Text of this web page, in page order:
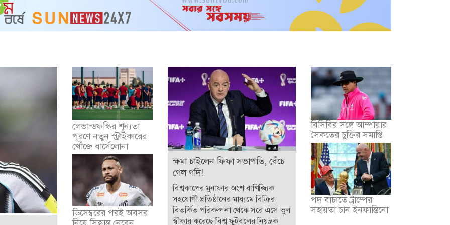
লেভান্ডফস্কির শূন্যতা
পূরণে নতুন স্ট্রাইকারের
খোঁজে বার্সেলোনা
ডিসেম্বরের পরই অবসর
ক্ষমা চাইলেন ফিফা সভাপতি, বেঁচে
গেল গদি!
বিশ্বকাপের মুনাফার অংশ বাণিজ্যিক
সহযোগী প্রতিষ্ঠানের মাধ্যমে বিক্রির
বিতর্কিত পরিকল্পনা থেকে সরে এসে ভুল
স্বীকার করেছে বিশ্ব ফুটবলের নিয়ন্ত্রক
বিসিবির সঙ্গে আম্পায়ার
সৈকতের চুক্তির সমাপ্তি
পদ বাঁচাতে ট্রাম্পের
সহায়তা চান ইনফান্তিনো